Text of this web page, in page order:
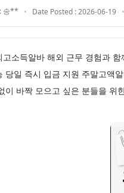
송** Date Posted : 2026-06-19
고소득알바 해외 근무 경험과
당일 즉시 입금 지원 주말고액
이 바짝 모으고 싶은 분들을 위